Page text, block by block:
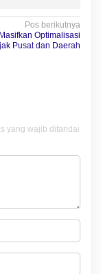
Pos berikutnya
Optimalisasi
Pusat dan Daerah
yang wajib ditandai